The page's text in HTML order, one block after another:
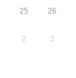
25 26
2 3